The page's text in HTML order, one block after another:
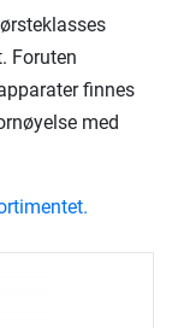
Foruten
finnes
med